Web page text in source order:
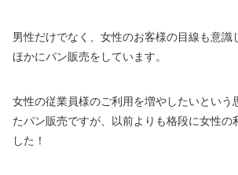
男性だけでなく、女性のお客様の目線も意識
ほかにパン販売をしています。
女性の従業員様のご利用を増やしたいという
たパン販売ですが、以前よりも格段に女性の
した！